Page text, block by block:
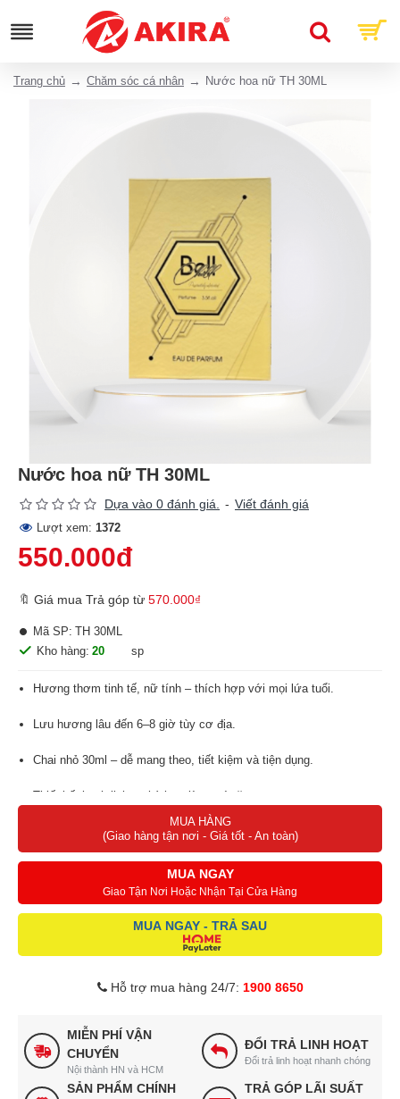
Trang chủ Chăm sóc cá nhân Nước hoa nữ TH 30ML
Nước hoa nữ TH 30ML
Dựa vào 0 đánh giá. - Viết đánh giá
Lượt xem: 1372
550.000đ
🔖 Giá mua Trả góp từ 570.000₫
Kho hàng: 20 sp
Mã SP: TH 30ML
Hương thơm tinh tế, nữ tính – thích hợp với mọi lứa tuổi.
Lưu hương lâu đến 6–8 giờ tùy cơ địa.
Chai nhỏ 30ml – dễ mang theo, tiết kiệm và tiện dụng.
Thiết kế thanh lịch – phù hợp làm quà tặng.
Giá cả phải chăng – chất lượng vượt mong đợi.
MUA HÀNG
(Giao hàng tận nơi - Giá tốt - An toàn)
MUA NGAY
Giao Tận Nơi Hoặc Nhận Tại Cửa Hàng
MUA NGAY - TRẢ SAU
Hỗ trợ mua hàng 24/7: 1900 8650
MIỄN PHÍ VẬN
CHUYỂN
Nội thành HN và HCM
ĐỔI TRẢ LINH HOẠT
Đổi trả linh hoạt nhanh chóng
SẢN PHẨM CHÍNH
TRẢ GÓP LÃI SUẤT